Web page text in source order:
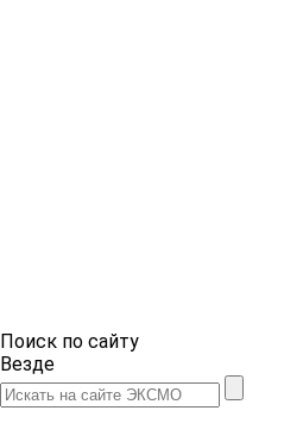
Поиск по сайту
Везде